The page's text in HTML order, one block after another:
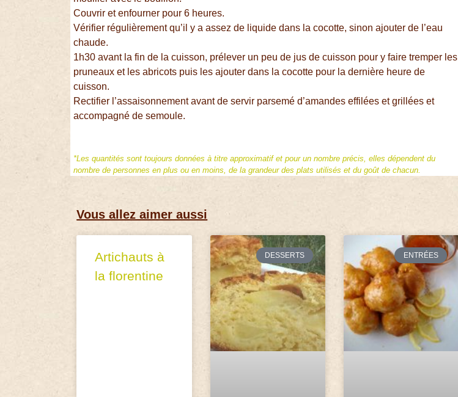
Couvrir et enfourner pour 6 heures.
Vérifier régulièrement qu’il y a assez de liquide dans la cocotte, sinon ajouter de l’eau
chaude.
1h30 avant la fin de la cuisson, prélever un peu de jus de cuisson pour y faire tremper les
pruneaux et les abricots puis les ajouter dans la cocotte pour la dernière heure de
cuisson.
Rectifier l’assaisonnement avant de servir parsemé d’amandes effilées et grillées et
accompagné de semoule.
*Les quantités sont toujours données à titre approximatif et pour un nombre précis, elles dépendent du
nombre de personnes en plus ou en moins, de la grandeur des plats utilisés et du goût de chacun.
Vous allez aimer aussi
Artichauts à
la florentine
DESSERTS ENTRÉES